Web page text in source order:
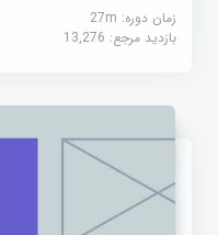
زمان دوره: 27m
بازدید مرجع:13,276